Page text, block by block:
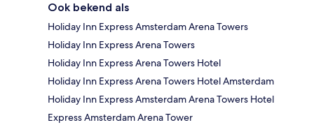
Ook bekend als
Holiday Inn Express Amsterdam Arena Towers
Holiday Inn Express Arena Towers
Holiday Inn Express Arena Towers Hotel
Holiday Inn Express Arena Towers Hotel Amsterdam
Holiday Inn Express Amsterdam Arena Towers Hotel
Express Amsterdam Arena Tower